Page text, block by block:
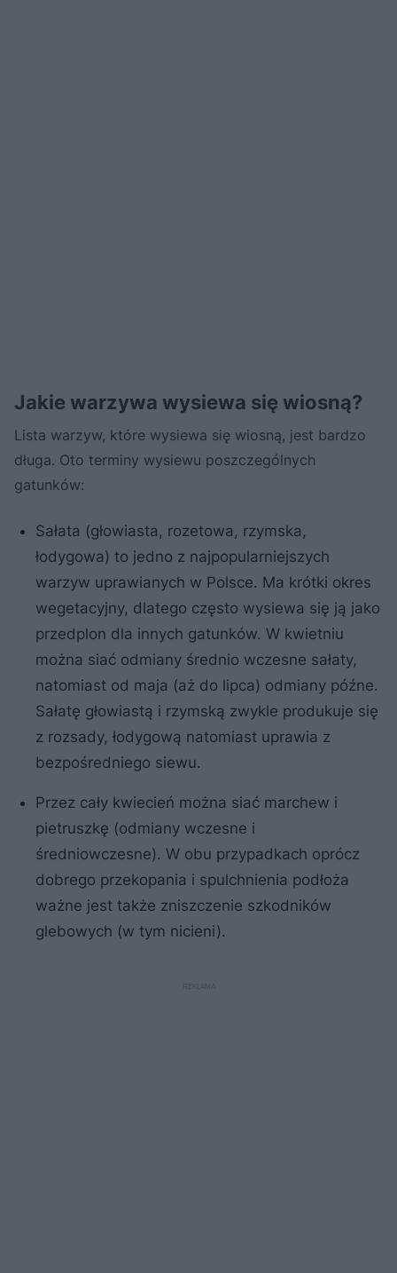
Jakie warzywa wysiewa się wiosną?
Lista warzyw, które wysiewa się wiosną, jest bardzo
długa. Oto terminy wysiewu poszczególnych
gatunków:
Sałata (głowiasta, rozetowa, rzymska,
łodygowa) to jedno z najpopularniejszych
warzyw uprawianych w Polsce. Ma krótki okres
wegetacyjny, dlatego często wysiewa się ją jako
przedplon dla innych gatunków. W kwietniu
można siać odmiany średnio wczesne sałaty,
natomiast od maja (aż do lipca) odmiany późne.
Sałatę głowiastą i rzymską zwykle produkuje się
z rozsady, łodygową natomiast uprawia z
bezpośredniego siewu.
Przez cały kwiecień można siać marchew i
pietruszkę (odmiany wczesne i
średniowczesne). W obu przypadkach oprócz
dobrego przekopania i spulchnienia podłoża
ważne jest także zniszczenie szkodników
glebowych (w tym nicieni).